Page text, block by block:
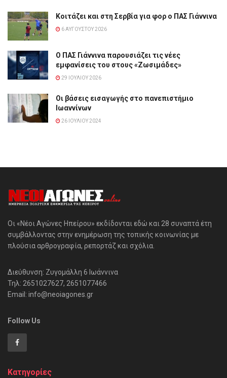
Κοιτάζει και στη Σερβία για φορ ο ΠΑΣ Γιάννινα
6 ΑΥΓΟΎΣΤΟΥ 2026
Ο ΠΑΣ Γιάννινα παρουσιάζει τις νέες
εμφανίσεις του στους «Ζωσιμάδες»
29 ΙΟΥΛΊΟΥ 2026
Οι βάσεις εισαγωγής στο πανεπιστήμιο
Ιωαννίνων
26 ΙΟΥΛΊΟΥ 2024
Οι «Νέοι Αγώνες Ηπείρου» εκδίδονται εδώ και 28 συναπτά έτη
συμβάλλοντας στην ενημέρωση της τοπικής κοινωνίας με
πλούσια αρθρογραφία, ρεπορτάζ και σχόλια.
Διεύθυνση: Ζυγομάλλη 6 Ιωάννινα
Τηλ: 2651027627, 2651077466
Email: info@neoiagones.gr
Follow Us
Κατηγορίες